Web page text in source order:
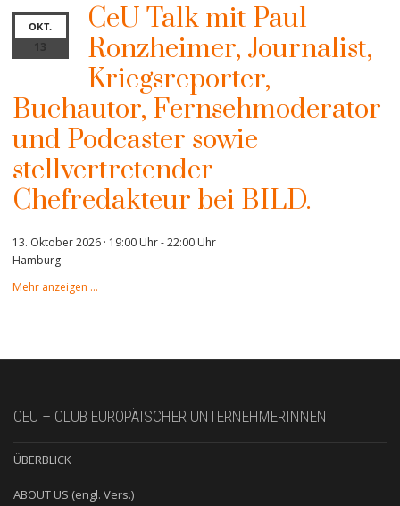
OKT.
13
CeU Talk mit Paul
Ronzheimer, Journalist,
Kriegsreporter,
Buchautor, Fernsehmoderator
und Podcaster sowie
stellvertretender
Chefredakteur bei BILD.
13. Oktober 2026 · 19:00 Uhr-22:00 Uhr
Hamburg
Mehr anzeigen …
CEU – CLUB EUROPÄISCHER UNTERNEHMERINNEN
ÜBERBLICK
ABOUT US (engl. Vers.)